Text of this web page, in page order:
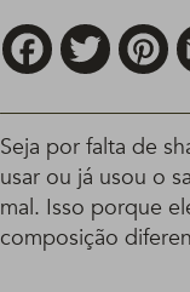
FacebookTwitter
Seja por falta de
usar ou já usou o
mal. Isso porque
composição